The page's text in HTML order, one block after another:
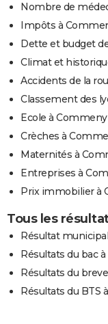
Nombre de
Impôts à
Dette et budget
Climat et
Accidents de la
Classement des
Ecole à Commeny
Crèches à
Maternités à
Entreprises à
Prix immobilier à
Tous les
Résultat
Résultats du bac
Résultats du
Résultats du BTS